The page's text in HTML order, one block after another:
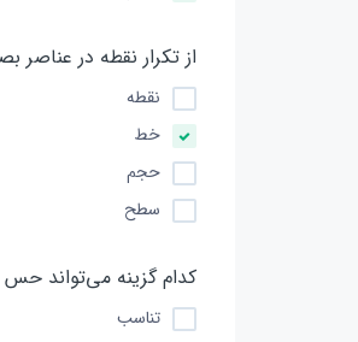
از تکرار نقطه در عناصر
نقطه
خط
حجم
سطح
کدام گزینه می‌تواند
تناسب